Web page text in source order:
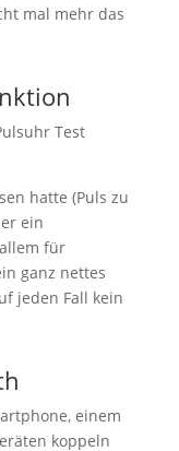
mal mehr das
Test
hatte (Puls zu
ein
für
ganz nettes
jeden Fall kein
einem
koppeln